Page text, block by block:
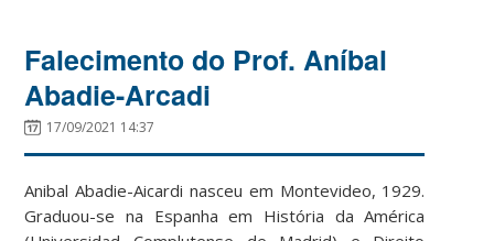
Falecimento do Prof. Aníbal
Abadie-Arcadi
17/09/2021 14:37
Anibal Abadie-Aicardi nasceu em Montevideo, 1929.
Graduou-se na Espanha em História da América